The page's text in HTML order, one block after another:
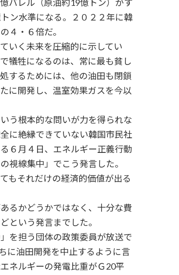
バレル（原油約19億トン）がす
ン水準になる。２０２２年に韓
４・６倍だ。
いく未来を圧縮的に示してい
犠牲になるのは、常に最も貧し
するためには、他の油田も閉鎖
に開発し、温室効果ガスを今以
う根本的な問いが力を得られな
に絶縁できていない韓国市民社
６月４日、エネルギー正義行動
視線集中」でこう発言した。
もそれだけの経済的価値が出る
るかどうかではなく、十分な費
という発言までした。
を担う団体の政策委員が放送で
に油田開発を中止するように言
ネルギーの発電比重がＧ20平